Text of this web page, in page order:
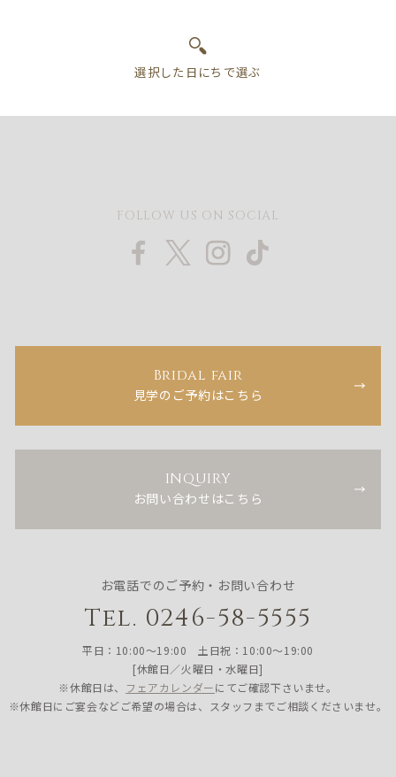
FOLLOW US ON SOCIAL
Bridal fair
見学のご予約はこちら
INQUIRY
お問い合わせはこちら
お電話でのご予約・お問い合わせ
Tel. 0246-58-5555
平日：10:00〜19:00 土日祝：10:00〜19:00
[休館日／火曜日・水曜日]
※休館日は、 フェアカレンダーにてご確認下さいませ。
※休館日にご宴会などご希望の場合は、スタッフまでご相談くださいませ。